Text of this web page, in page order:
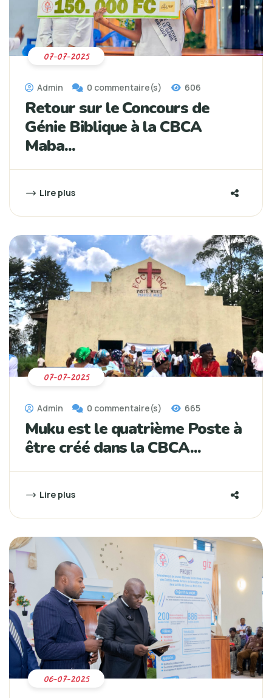
Admin 0 commentaire(s) 606
Retour sur le Concours de
Génie Biblique à la CBCA
Maba...
Lire plus
07-07-2025
Admin 0 commentaire(s) 665
Muku est le quatrième Poste à
être créé dans la CBCA...
Lire plus
07-07-2025
06-07-2025